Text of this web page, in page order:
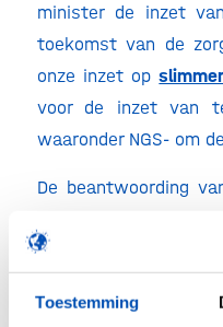
Toestemming
minister de inzet
toekomst van de
onze inzet op
voor de inzet van
waaronder NGS- om
De beantwoording
patiënt kan
wiedeweerga voor